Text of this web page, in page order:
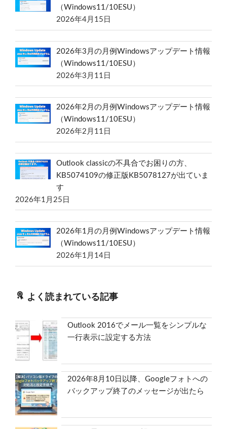
（Windows11/10ESU）
2026年4月15日
2026年3月の月例Windowsアップデート情報
（Windows11/10ESU）
2026年3月11日
2026年2月の月例Windowsアップデート情報
（Windows11/10ESU）
2026年2月11日
Outlook classicの不具合でお困りの方、
KB5074109の修正版KB5078127が出ていま
す
2026年1月25日
2026年1月の月例Windowsアップデート情報
（Windows11/10ESU）
2026年1月14日
よく読まれている記事
Outlook 2016でメール一覧をシンプルな
一行表示に設定する方法
2026年8月10日以降、Googleフォトへの
バックアップ終了のメッセージが出たら